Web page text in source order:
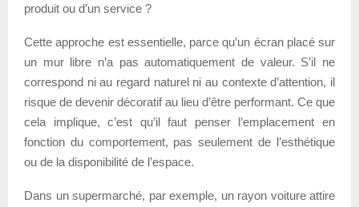
produit ou d’un service ?
Cette approche est essentielle, parce qu’un écran placé sur
un mur libre n’a pas automatiquement de valeur. S’il ne
correspond ni au regard naturel ni au contexte d’attention, il
risque de devenir décoratif au lieu d’être performant. Ce que
cela implique, c’est qu’il faut penser l’emplacement en
fonction du comportement, pas seulement de l’esthétique
ou de la disponibilité de l’espace.
Dans un supermarché, par exemple, un rayon voiture attire